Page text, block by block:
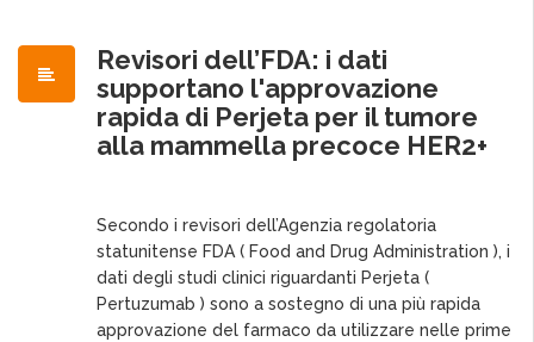
Revisori dell’FDA: i dati
supportano l'approvazione
rapida di Perjeta per il tumore
alla mammella precoce HER2+
Secondo i revisori dell’Agenzia regolatoria
statunitense FDA ( Food and Drug Administration ), i
dati degli studi clinici riguardanti Perjeta (
Pertuzumab ) sono a sostegno di una più rapida
approvazione del farmaco da utilizzare nelle prime